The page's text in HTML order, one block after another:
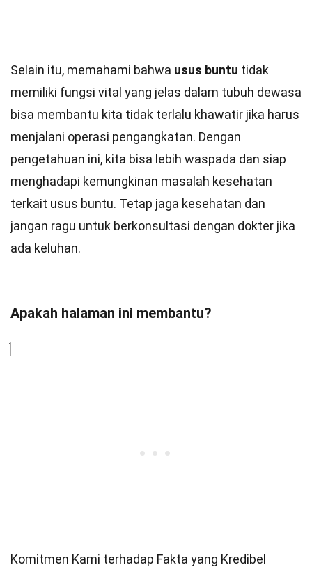
Selain itu, memahami bahwa usus buntu tidak
memiliki fungsi vital yang jelas dalam tubuh dewasa
bisa membantu kita tidak terlalu khawatir jika harus
menjalani operasi pengangkatan. Dengan
pengetahuan ini, kita bisa lebih waspada dan siap
menghadapi kemungkinan masalah kesehatan
terkait usus buntu. Tetap jaga kesehatan dan
jangan ragu untuk berkonsultasi dengan dokter jika
ada keluhan.
Apakah halaman ini membantu?
Komitmen Kami terhadap Fakta yang Kredibel